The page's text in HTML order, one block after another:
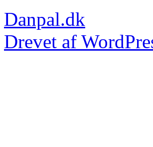
Danpal.dk
Drevet af